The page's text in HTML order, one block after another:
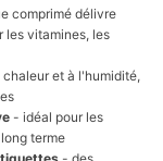
comprimé délivre
les vitamines, les
et à l'humidité,
- idéal pour les
terme